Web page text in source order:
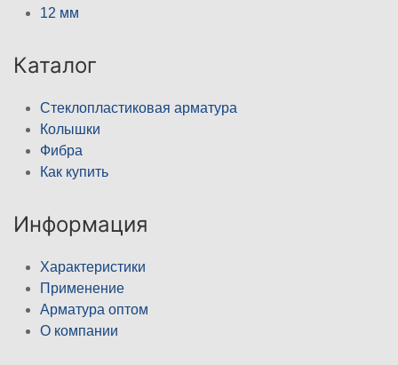
12 мм
Каталог
Стеклопластиковая арматура
Колышки
Фибра
Как купить
Информация
Характеристики
Применение
Арматура оптом
О компании